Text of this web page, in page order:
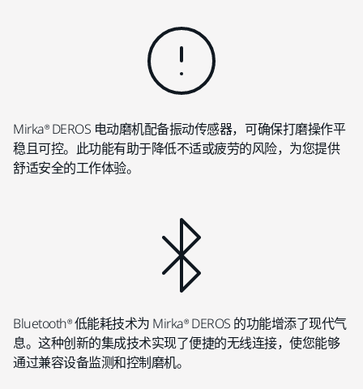
Mirka® DEROS 电动磨机配备振动传感器，可确保打磨操作平
稳且可控。此功能有助于降低不适或疲劳的风险，为您提供
舒适安全的工作体验。
Bluetooth® 低能耗技术为 Mirka® DEROS 的功能增添了现代气
息。这种创新的集成技术实现了便捷的无线连接，使您能够
通过兼容设备监测和控制磨机。